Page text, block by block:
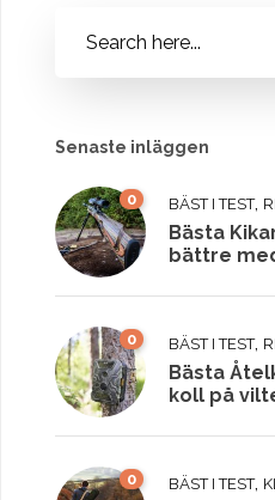
Senaste inläggen
0 BÄST I TEST,
Bästa
bättre
0 BÄST I TEST,
Bästa
koll på
0 BÄST I TEST,